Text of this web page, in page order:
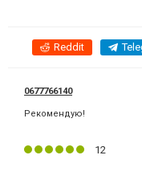
Reddit
0677766140
Рекомендую!
12